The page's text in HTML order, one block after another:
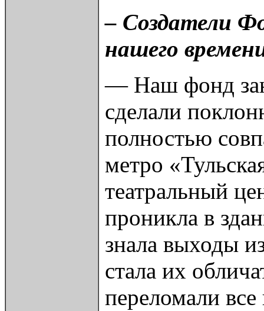
– Создатели
нашего
— Наш фонд
сделали
полностью
метро
театральный
проникла в
знала выходы
стала их
переломали все